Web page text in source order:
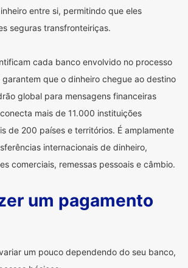
entre si, permitindo que eles
seguras transfronteiriças.
cada banco envolvido no processo
que o dinheiro chegue ao destino
global para mensagens financeiras
mais de 11.000 instituições
de 200 países e territórios. É amplamente
internacionais de dinheiro,
comerciais, remessas pessoais e câmbio.
um pagamento
um pouco dependendo do seu banco,